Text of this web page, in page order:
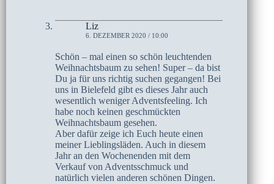
Liz
6. DEZEMBER 2020 / 10:00
Schön – mal einen so schön leuchtenden
Weihnachtsbaum zu sehen! Super – da bist
Du ja für uns richtig suchen gegangen! Bei
uns in Bielefeld gibt es dieses Jahr auch
wesentlich weniger Adventsfeeling. Ich
habe noch keinen geschmückten
Weihnachtsbaum gesehen.
Aber dafür zeige ich Euch heute einen
meiner Lieblingsläden. Auch in diesem
Jahr an den Wochenenden mit dem
Verkauf von Adventsschmuck und
natürlich vielen anderen schönen Dingen.